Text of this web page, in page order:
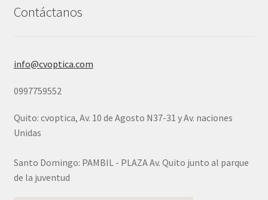
Contáctanos
info@cvoptica.com
0997759552
Quito: cvoptica, Av. 10 de Agosto N37-31 y Av. naciones
Unidas
Santo Domingo: PAMBIL - PLAZA Av. Quito junto al parque
de la juventud